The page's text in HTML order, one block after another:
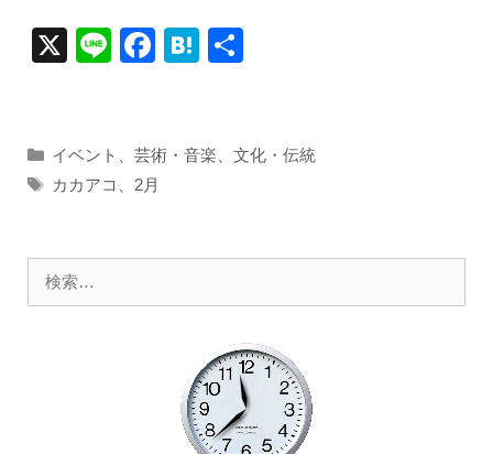
X
Li
F
e
b
o
H
n
カ
テ
ゴ
イベント 芸術・音楽
文化・伝統
タ
カカアコ 2月